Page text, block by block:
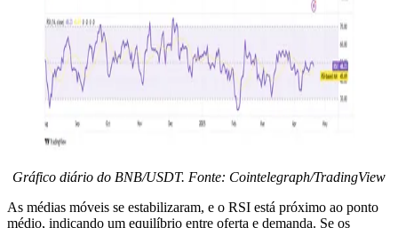
Gráfico diário do BNB/USDT. Fonte: Cointelegraph/TradingView
As médias móveis se estabilizaram, e o RSI está próximo ao ponto
médio, indicando um equilíbrio entre oferta e demanda. Se os